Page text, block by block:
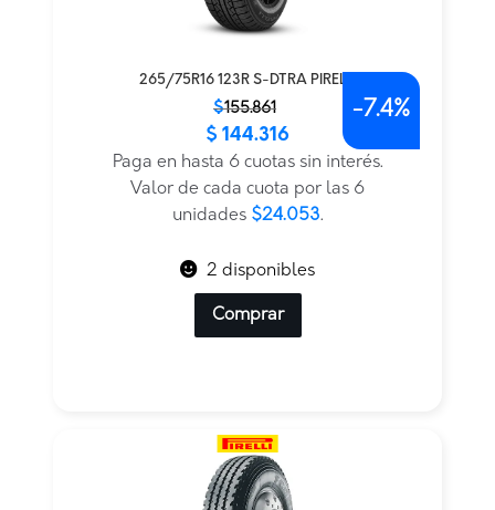
265/75R16 123R S-DTRA PIRELLI
$155.861
original
actual
$ 144.316
Paga en hasta 6 cuotas sin interés.
Valor de cada cuota por las 6
unidades $24.053.
-7.4%
2 disponibles
Comprar